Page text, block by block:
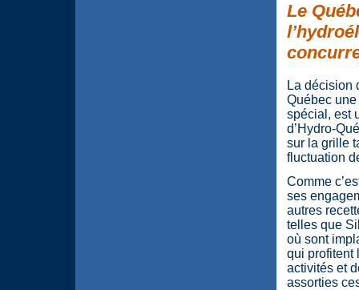
Le
La décision
Québec
spécial, est
d’Hydro-
sur la grille
fluctuation
Comme
ses
autres
telles que
où sont
qui profitent
activités et
assorties